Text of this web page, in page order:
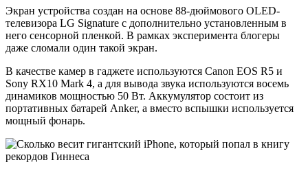
Экран устройства создан на основе 88-дюймового OLED-
телевизора LG Signature с дополнительно установленным в
него сенсорной пленкой. В рамках эксперимента блогеры
даже сломали один такой экран.
В качестве камер в гаджете используются Canon EOS R5 и
Sony RX10 Mark 4, а для вывода звука используются восемь
динамиков мощностью 50 Вт. Аккумулятор состоит из
портативных батарей Anker, а вместо вспышки используется
мощный фонарь.